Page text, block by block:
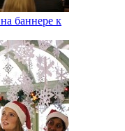
баннере к